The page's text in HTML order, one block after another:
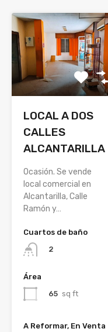
LOCAL A DOS
CALLES
ALCANTARILLA
Ocasión. Se vende
local comercial en
Alcantarilla, Calle
Ramón y…
Cuartos de baño
2
Área
65 sq ft
A Reformar, En Venta